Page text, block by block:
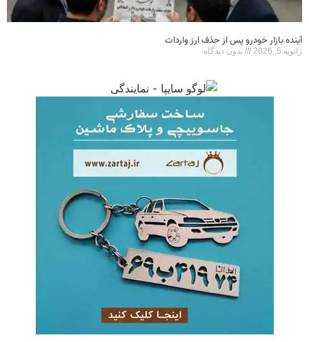
آینده بازار خودرو پس از حذف ارز واردات
ژانویه 5, 2026 بدون دیدگاه